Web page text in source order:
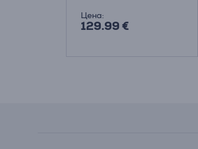
Цена:
129.99 €